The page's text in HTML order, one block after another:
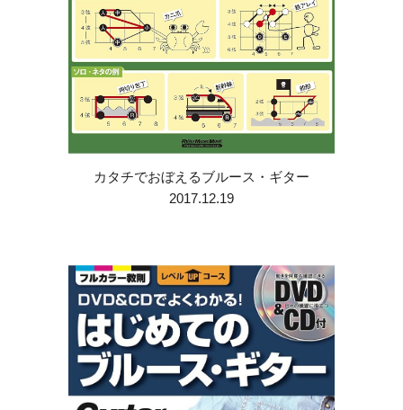
カタチでおぼえるブルース・ギター
2017.12.19